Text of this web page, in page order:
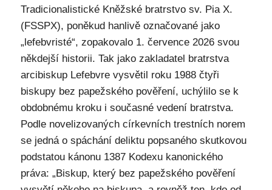
Tradicionalistické Kněžské bratrstvo sv. Pia X.
(FSSPX), poněkud hanlivě označované jako
„lefebvristé“, zopakovalo 1. července 2026 svou
někdejší historii. Tak jako zakladatel bratrstva
arcibiskup Lefebvre vysvětil roku 1988 čtyři
biskupy bez papežského pověření, uchýlilo se k
obdobnému kroku i současné vedení bratrstva.
Podle novelizovaných církevních trestních norem
se jedná o spáchání deliktu popsaného skutkovou
podstatou kánonu 1387 Kodexu kanonického
práva: „Biskup, který bez papežského pověření